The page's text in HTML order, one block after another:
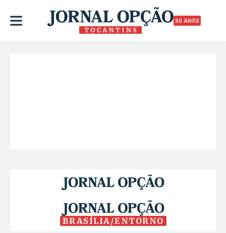
50 ANOS
BRASÍLIA/ENTORNO